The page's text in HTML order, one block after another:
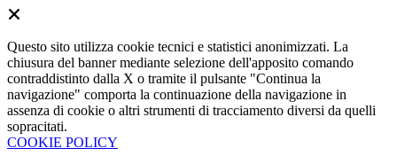
Questo sito utilizza cookie tecnici e statistici anonimizzati. La
chiusura del banner mediante selezione dell'apposito comando
contraddistinto dalla X o tramite il pulsante "Continua la
navigazione" comporta la continuazione della navigazione in
assenza di cookie o altri strumenti di tracciamento diversi da quelli
sopracitati.
COOKIE POLICY